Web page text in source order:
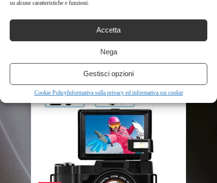
su alcune caratteristiche e funzioni.
Accetta
Nega
Gestisci opzioni
Cookie PolicyInformativa sulla privacy ed informativa sui cookie
MINOLTA FOTOCAMERA
DIGITALE MND50 48 MP / 4K
ULTRA HD ...
603